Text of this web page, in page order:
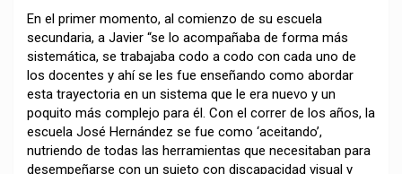
En el primer momento, al comienzo de su escuela
secundaria, a Javier “se lo acompañaba de forma más
sistemática, se trabajaba codo a codo con cada uno de
los docentes y ahí se les fue enseñando como abordar
esta trayectoria en un sistema que le era nuevo y un
poquito más complejo para él. Con el correr de los años, la
escuela José Hernández se fue como ‘aceitando’,
nutriendo de todas las herramientas que necesitaban para
desempeñarse con un sujeto con discapacidad visual y